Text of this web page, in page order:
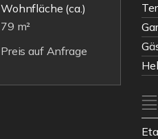
Wohnfläche (ca.)
79 m²
Preis auf Anfrage